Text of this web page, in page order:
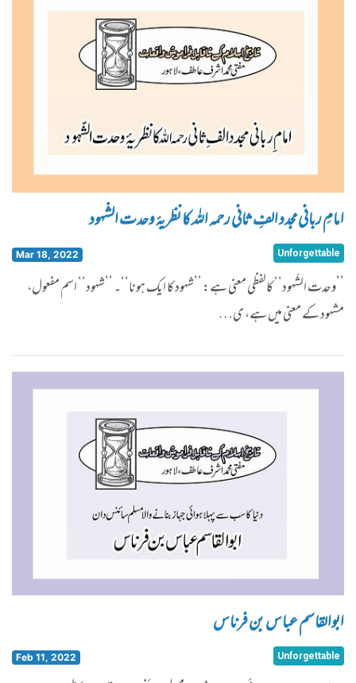
امامِ ربانی مجدد الفِ ثانی رحمہ اللہ کا نظریۂ وحدت الشّہود
Mar 18, 2022 Unforgettable
’’وحدت الشّہود‘‘ کالفظی معنی ہے: ’’شہود کا ایک ہونا‘‘۔ ’’شہود‘‘ اسم مفعول،
مشہود کے معنی میں ہے، ی…
ابوالقاسم عباس بن فرناس
Feb 11, 2022 Unforgettable